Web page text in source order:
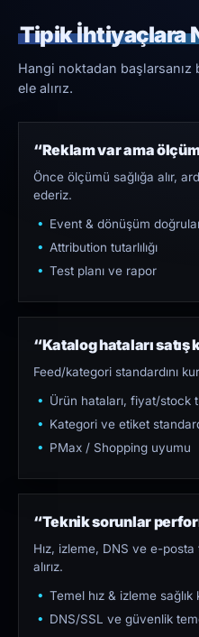
Tipik İhtiyaçlara
Hangi noktadan
ele alırız.
“Reklam var ama
Önce ölçümü sağlığa alır,
ederiz.
Event & dönüşüm
Attribution tutarlılığı
Test planı ve rapor
“Katalog hataları satış
Feed/kategori standardını
Ürün hataları, fiyat/stock
Kategori ve etiket
PMax / Shopping uyumu
“Teknik sorunlar
Hız, izleme, DNS ve e-
alırız.
Temel hız & izleme sağlık
DNS/SSL ve güvenlik